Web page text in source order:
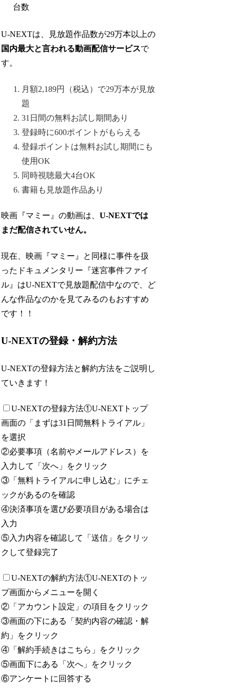
台数
U-NEXTは、見放題作品数が29万本以上の
国内最大と言われる動画配信サービスで
す。
月額2,189円（税込）で29万本が見放
題
31日間の無料お試し期間あり
登録時に600ポイントがもらえる
登録ポイントは無料お試し期間にも
使用OK
同時視聴最大4台OK
書籍も見放題作品あり
映画『マミー』の動画は、U-NEXTでは
まだ配信されていせん。
現在、映画『マミー』と同様に事件を扱
ったドキュメンタリー『迷宮事件ファイ
ル』はU-NEXTで見放題配信中なので、ど
んな作品なのかを見てみるのもおすすめ
です！！
U-NEXTの登録・解約方法
U-NEXTの登録方法と解約方法をご説明し
ていきます！
U-NEXTの登録方法①U-NEXTトップ
画面の「まずは31日間無料トライアル」
を選択
②必要事項（名前やメールアドレス）を
入力して「次へ」をクリック
③「無料トライアルに申し込む」にチェ
ックがあるのを確認
④決済事項を選び必要項目がある場合は
入力
⑤入力内容を確認して「送信」をクリッ
クして登録完了
U-NEXTの解約方法①U-NEXTのトッ
プ画面からメニューを開く
②「アカウント設定」の項目をクリック
③画面の下にある「契約内容の確認・解
約」をクリック
④「解約手続きはこちら」をクリック
⑤画面下にある「次へ」をクリック
⑥アンケートに回答する